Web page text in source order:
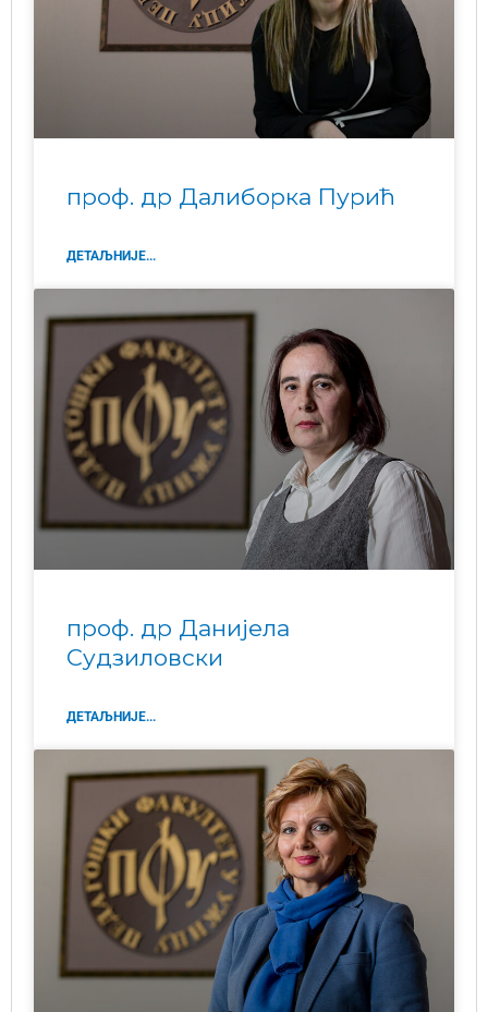
проф. др Далиборка Пурић
ДЕТАЉНИЈЕ...
проф. др Данијела
Судзиловски
ДЕТАЉНИЈЕ...